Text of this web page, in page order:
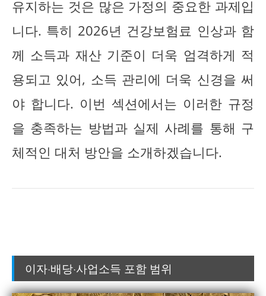
유지하는 것은 많은 가정의 중요한 과제입
니다. 특히 2026년 건강보험료 인상과 함
께 소득과 재산 기준이 더욱 엄격하게 적
용되고 있어, 소득 관리에 더욱 신경을 써
야 합니다. 이번 섹션에서는 이러한 규정
을 충족하는 방법과 실제 사례를 통해 구
체적인 대처 방안을 소개하겠습니다.
이자·배당·사업소득 포함 범위